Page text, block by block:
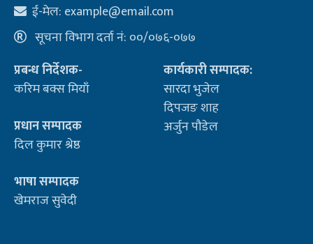
ई-मेल: example@email.com
सूचना विभाग दर्ता नं: ००/०७६-०७७
प्रबन्ध निर्देशक-
करिम बक्स मियाँ
प्रधान सम्पादक
दिल कुमार श्रेष्ठ
भाषा सम्पादक
खेमराज सुवेदी
कार्यकारी सम्पादक:
सारदा भुजेल
दिपजङ शाह
अर्जुन पौडेल